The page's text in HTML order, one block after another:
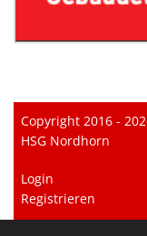
Copyright 2016 -
HSG Nordhorn
Login
Registrieren